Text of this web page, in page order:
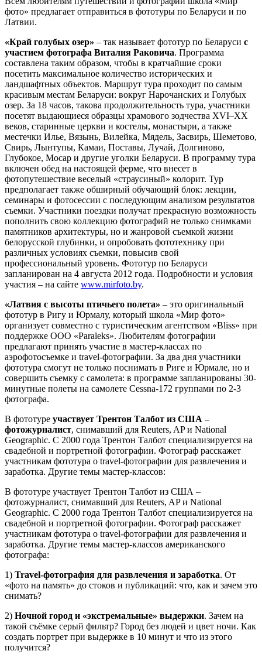
фото» предлагает отправиться в фототуры по Беларуси и по
Латвии.
«Край голубых озер» – так называет фототур по Беларуси с
участием фотографа Виталия Раковича. Программа
составлена таким образом, чтобы в кратчайшие сроки
посетить максимальное количество исторических и
ландшафтных объектов. Маршрут тура проходит по самым
красивым местам Беларуси: вокруг Нарочанских и Голубых
озер. За 18 часов, такова продолжительность тура, участники
посетят выдающиеся образцы храмового зодчества XVI–XX
веков, старинные церкви и костелы, монастыри, а также
местечки Илье, Вязынь, Вилейка, Мядель, Засвирь, Шеметово,
Свирь, Лынтупы, Камаи, Поставы, Лучай, Долгиново,
Глубокое, Мосар и другие уголки Беларуси. В программу тура
включен обед на настоящей ферме, что внесет в
фотопутешествие веселый «страусиный» колорит. Тур
предполагает также обширный обучающий блок: лекции,
семинары и фотосессии с последующим анализом результатов
съемки. Участники поездки получат прекрасную возможность
пополнить свою коллекцию фотографий не только снимками
памятников архитектуры, но и жанровой съемкой жизни
белорусской глубинки, и опробовать фототехнику при
различных условиях съемки, повысив свой
профессиональный уровень. Фототур по Беларуси
запланирован на 4 августа 2012 года. Подробности и условия
участия – на сайте www.mirfoto.by.
«Латвия с высоты птичьего полета» – это оригинальный
фототур в Ригу и Юрмалу, который школа «Мир фото»
организует совместно с туристическим агентством «Bliss» при
поддержке ООО «Paraleks». Любителям фотографии
предлагают принять участие в мастер-классах по
аэрофотосъемке и travel-фотографии. За два дня участники
фототура смогут не только поснимать в Риге и Юрмале, но и
совершить съемку с самолета: в программе запланированы 30-
минутные полеты на самолете Cessna-172 группами по 2-3
фотографа.
В фототуре участвует Трентон Талбот из США –
фотожурналист, снимавший для Reuters, AP и National
Geographic. С 2000 года Трентон Талбот специализируется на
свадебной и портретной фотографии. Фотограф расскажет
участникам фототура о travel-фотографии для развлечения и
заработка. Другие темы мастер-классов:
В фототуре участвует Трентон Талбот из США –
фотожурналист, снимавший для Reuters, AP и National
Geographic. С 2000 года Трентон Талбот специализируется на
свадебной и портретной фотографии. Фотограф расскажет
участникам фототура о travel-фотографии для развлечения и
заработка. Другие темы мастер-классов американского
фотографа:
1) Travel-фотография для развлечения и заработка. От
«фото на память» до стоков и публикаций: что, как и зачем это
снимать?
2) Ночной город и «экстремальные» выдержки. Зачем на
такой съёмке серый фильтр? Город без людей и цвет ночи. Как
создать портрет при выдержке в 10 минут и что из этого
получится?